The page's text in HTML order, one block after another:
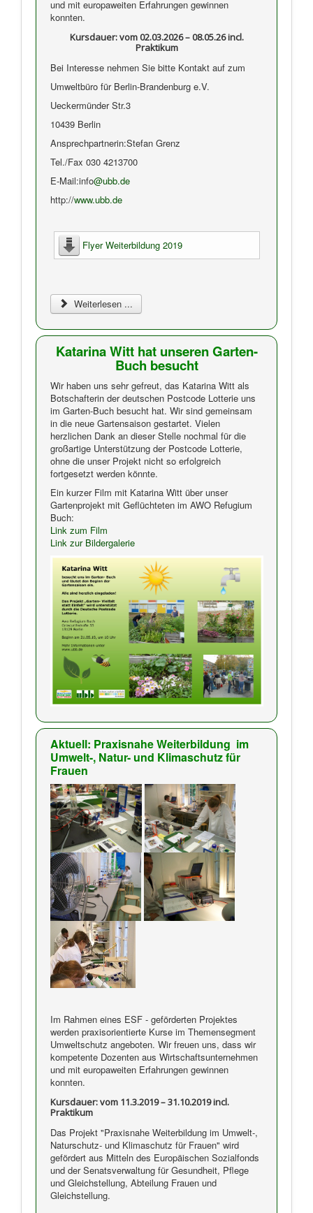
und mit europaweiten Erfahrungen gewinnen
konnten.
Kursdauer: vom 02.03.2026 – 08.05.26 incl.
Praktikum
Bei Interesse nehmen Sie bitte Kontakt auf zum
Umweltbüro für Berlin-Brandenburg e.V.
Ueckermünder Str.3
10439 Berlin
Ansprechpartnerin:Stefan Grenz
Tel./Fax 030 4213700
E-Mail:info@ubb.de
http://www.ubb.de
Flyer Weiterbildung 2019
Weiterlesen ...
Katarina Witt hat unseren Garten-
Buch besucht
Wir haben uns sehr gefreut, das Katarina Witt als
Botschafterin der deutschen Postcode Lotterie uns
im Garten-Buch besucht hat. Wir sind gemeinsam
in die neue Gartensaison gestartet. Vielen
herzlichen Dank an dieser Stelle nochmal für die
großartige Unterstützung der Postcode Lotterie,
ohne die unser Projekt nicht so erfolgreich
fortgesetzt werden könnte.
Ein kurzer Film mit Katarina Witt über unser
Gartenprojekt mit Geflüchteten im AWO Refugium
Buch:
Link zum Film
Link zur Bildergalerie
Aktuell: Praxisnahe Weiterbildung im
Umwelt-, Natur- und Klimaschutz für
Frauen
Im Rahmen eines ESF - geförderten Projektes
werden praxisorientierte Kurse im Themensegment
Umweltschutz angeboten. Wir freuen uns, dass wir
kompetente Dozenten aus Wirtschaftsunternehmen
und mit europaweiten Erfahrungen gewinnen
konnten.
Kursdauer: vom 11.3.2019 – 31.10.2019 incl.
Praktikum
Das Projekt "Praxisnahe Weiterbildung im Umwelt-,
Naturschutz- und Klimaschutz für Frauen" wird
gefördert aus Mitteln des Europäischen Sozialfonds
und der Senatsverwaltung für Gesundheit, Pflege
und Gleichstellung, Abteilung Frauen und
Gleichstellung.